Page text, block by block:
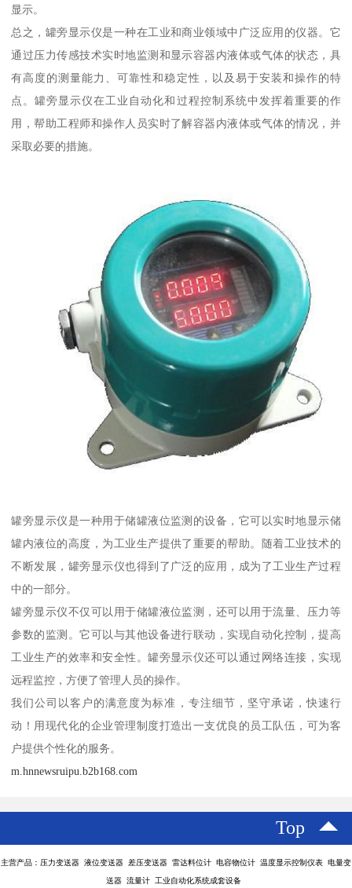
显示。
总之，罐旁显示仪是一种在工业和商业领域中广泛应用的仪器。它
通过压力传感技术实时地监测和显示容器内液体或气体的状态，具
有高度的测量能力、可靠性和稳定性，以及易于安装和操作的特
点。罐旁显示仪在工业自动化和过程控制系统中发挥着重要的作
用，帮助工程师和操作人员实时了解容器内液体或气体的情况，并
采取必要的措施。
罐旁显示仪是一种用于储罐液位监测的设备，它可以实时地显示储
罐内液位的高度，为工业生产提供了重要的帮助。随着工业技术的
不断发展，罐旁显示仪也得到了广泛的应用，成为了工业生产过程
中的一部分。
罐旁显示仪不仅可以用于储罐液位监测，还可以用于流量、压力等
参数的监测。它可以与其他设备进行联动，实现自动化控制，提高
工业生产的效率和安全性。罐旁显示仪还可以通过网络连接，实现
远程监控，方便了管理人员的操作。
我们公司以客户的满意度为标准，专注细节，坚守承诺，快速行
动！用现代化的企业管理制度打造出一支优良的员工队伍，可为客
户提供个性化的服务。
m.hnnewsruipu.b2b168.com
Top
主营产品：压力变送器 液位变送器 差压变送器 雷达料位计 电容物位计 温度显示控制仪表 电量变
送器 流量计 工业自动化系统成套设备